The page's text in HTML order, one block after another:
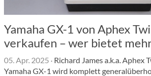
Yamaha GX-1 von Aphex
verkaufen – wer bietet
05. Apr. 2025 · Richard James a.k.a. Aphex
Yamaha GX-1 wird komplett